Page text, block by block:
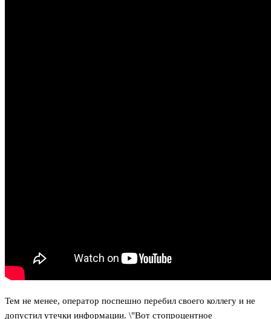
Тем не менее, оператор поспешно перебил своего коллегу и не
допустил утечки информации. \"Вот стопроцентное